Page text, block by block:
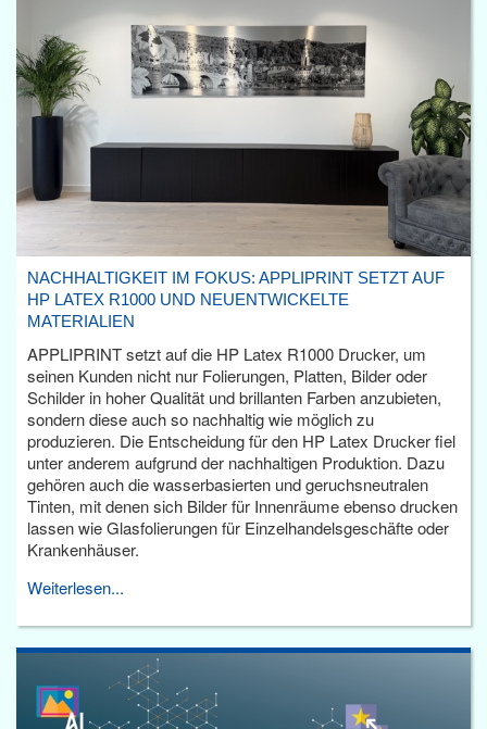
NACHHALTIGKEIT IM FOKUS: APPLIPRINT SETZT AUF
HP LATEX R1000 UND NEUENTWICKELTE
MATERIALIEN
APPLIPRINT setzt auf die HP Latex R1000 Drucker, um
seinen Kunden nicht nur Folierungen, Platten, Bilder oder
Schilder in hoher Qualität und brillanten Farben anzubieten,
sondern diese auch so nachhaltig wie möglich zu
produzieren. Die Entscheidung für den HP Latex Drucker fiel
unter anderem aufgrund der nachhaltigen Produktion. Dazu
gehören auch die wasserbasierten und geruchsneutralen
Tinten, mit denen sich Bilder für Innenräume ebenso drucken
lassen wie Glasfolierungen für Einzelhandelsgeschäfte oder
Krankenhäuser.
Weiterlesen...